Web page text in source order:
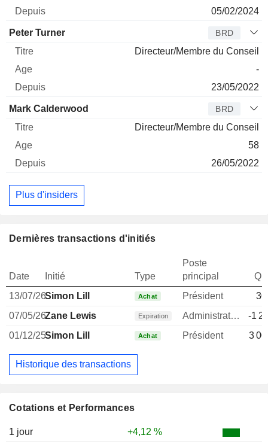
Cotations et Performances
1 jour
+4,12 %
05/02/2024
Peter Turner BRD
Directeur/Membre du Conseil
-
23/05/2022
Mark Calderwood BRD
Directeur/Membre du Conseil
58
26/05/2022
Plus d'insiders
Dernières transactions d'initiés
Date Initié Type
Poste
principal
13/07/26Simon Lill Achat Président
07/05/26Zane Lewis Expiration Administrateur
-1
01/12/25Simon Lill Achat Président 3
Historique des transactions